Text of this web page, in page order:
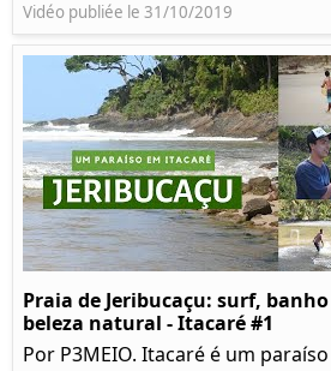
Vidéo publiée le 31/10/2019
Praia de Jeribucaçu: surf,
beleza natural - Itacaré #1
Por P3MEIO. Itacaré é um